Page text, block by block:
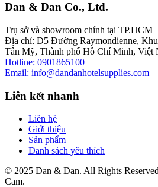
Dan & Dan Co., Ltd.
Trụ sở và showroom chính tại TP.HCM
Địa chỉ: D5 Đường Raymondienne,
Tân Mỹ, Thành phố Hồ Chí Minh, Việt
Hotline: 0901865100
Email: info@dandanhotelsupplies.com
Liên kết nhanh
Liên hệ
Giới thiệu
Sản phẩm
Danh sách yêu thích
© 2025 Dan & Dan. All Rights
Cam.